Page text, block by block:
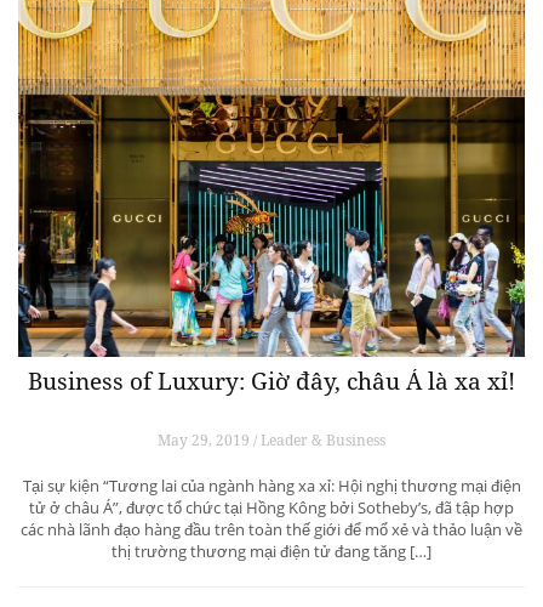
Business of Luxury: Giờ đây, châu Á là xa xỉ!
May 29, 2019 / Leader & Business
Tại sự kiện “Tương lai của ngành hàng xa xỉ: Hội nghị thương mại điện
tử ở châu Á”, được tổ chức tại Hồng Kông bởi Sotheby’s, đã tập hợp
các nhà lãnh đạo hàng đầu trên toàn thế giới để mổ xẻ và thảo luận về
thị trường thương mại điện tử đang tăng […]